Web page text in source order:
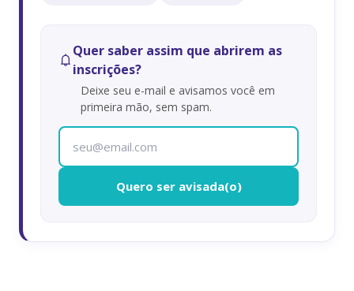
Quer saber assim que abrirem as
inscrições?
Deixe seu e-mail e avisamos você em
primeira mão, sem spam.
Quero ser avisada(o)